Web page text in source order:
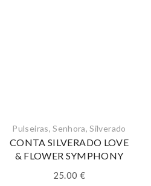
Pulseiras,Senhora,Silverado
CONTA SILVERADO LOVE
& FLOWER SYMPHONY
25.00 €